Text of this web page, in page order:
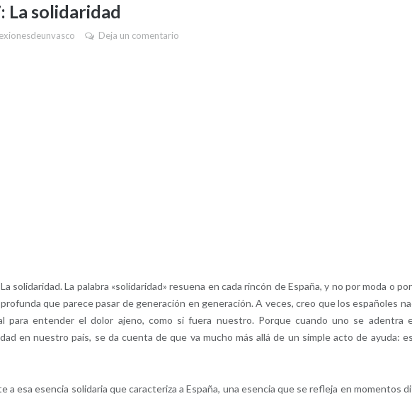
La solidaridad
Deja un comentario
solidaridad. La palabra «solidaridad» resuena en cada rincón de España, y no por moda o
que parece pasar de generación en generación. A veces, creo que los españoles
para entender el dolor ajeno, como si fuera nuestro. Porque cuando uno se adentra
en nuestro país, se da cuenta de que va mucho más allá de un simple acto de ayuda:
esa esencia solidaria que caracteriza a España, una esencia que se refleja en momentos